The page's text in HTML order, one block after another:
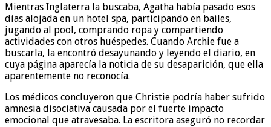
Mientras Inglaterra la buscaba, Agatha había pasado esos
días alojada en un hotel spa, participando en bailes,
jugando al pool, comprando ropa y compartiendo
actividades con otros huéspedes. Cuando Archie fue a
buscarla, la encontró desayunando y leyendo el diario, en
cuya página aparecía la noticia de su desaparición, que ella
aparentemente no reconocía.
Los médicos concluyeron que Christie podría haber sufrido
amnesia disociativa causada por el fuerte impacto
emocional que atravesaba. La escritora aseguró no recordar